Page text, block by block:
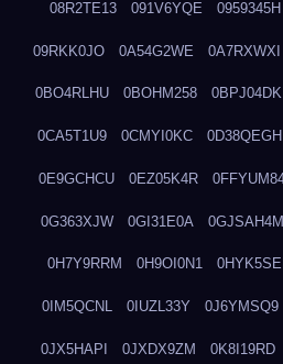
08R2TE13 091V6YQE 0959345H
09RKK0JO 0A54G2WE 0A7RXWXI
0BO4RLHU 0BOHM258 0BPJ04DK
0CA5T1U9 0CMYI0KC 0D38QEGH
0E9GCHCU 0EZ05K4R
0G363XJW 0GI31E0A 0GJSAH4M
0H7Y9RRM 0H9OI0N1 0HYK5SEI
0IM5QCNL 0IUZL33Y 0J6YMSQ9
0JX5HAPI 0JXDX9ZM 0K8I19RD